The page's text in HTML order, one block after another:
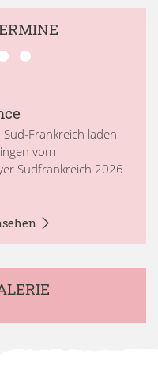
Frankreich laden
vom
Südfrankreich 2026